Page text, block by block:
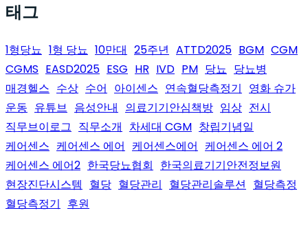
태그
1형당뇨 1형 당뇨 10만대 25주년 ATTD2025 BGM CGM
CGMS EASD2025 ESG HR IVD PM 당뇨 당뇨병
매경헬스 수상 수어 아이센스 연속혈당측정기 영화 슈가
운동 유튜브 음성안내 의료기기안심책방 임상 전시
직무브이로그 직무소개 차세대 CGM 창립기념일
케어센스 케어센스 에어 케어센스에어 케어센스 에어 2
케어센스 에어2 한국당뇨협회 한국의료기기안전정보원
현장진단시스템 혈당 혈당관리 혈당관리솔루션 혈당측정
혈당측정기 후원